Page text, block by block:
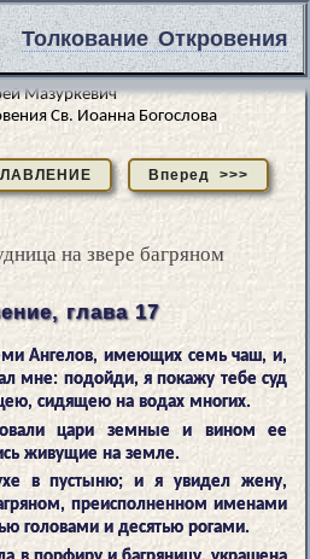
Толкование Откровения
Мазуркевич
Св. Иоанна Богослова
Вперед >>>
на звере багряном
глава 17
Ангелов, имеющих семь чаш, и,
мне: подойди, я покажу тебе суд
сидящею на водах многих.
цари земные и вином ее
живущие на земле.
в пустыню; и я увидел жену,
преисполненном именами
головами и десятью рогами.